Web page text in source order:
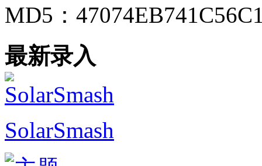
MD5：
最新录入
SolarSmash